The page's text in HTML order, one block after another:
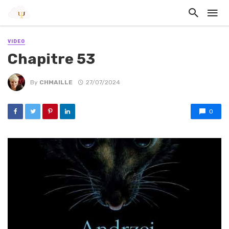
VIDEO
Chapitre 53
By CHMAILLE 27/07/2024
0